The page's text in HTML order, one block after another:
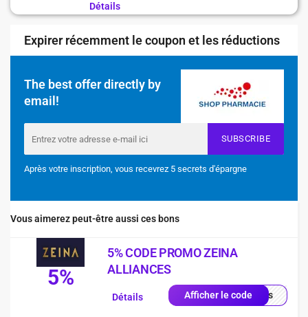
Détails
Expirer récemment le coupon et les réductions
The best offer directly by
email!
SUBSCRIBE
Après votre inscription, vous recevrez 5 secrets d'épargne
Vous aimerez peut-être aussi ces bons
5%
5% CODE PROMO ZEINA
ALLIANCES
Afficher le codequis
Détails